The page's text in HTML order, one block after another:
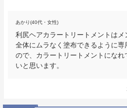
あかり(40代・女性)
利尻ヘアカラートリートメントは
全体にムラなく塗布できるように専
ので、カラートリートメントにな
いと思います。